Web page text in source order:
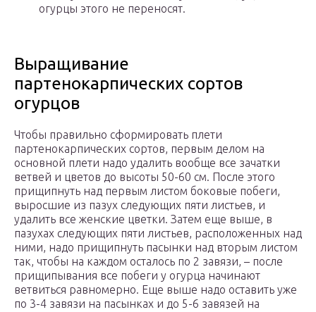
огурцы этого не переносят.
Выращивание
партенокарпических сортов
огурцов
Чтобы правильно сформировать плети
партенокарпических сортов, первым делом на
основной плети надо удалить вообще все зачатки
ветвей и цветов до высоты 50-60 см. После этого
прищипнуть над первым листом боковые побеги,
выросшие из пазух следующих пяти листьев, и
удалить все женские цветки. Затем еще выше, в
пазухах следующих пяти листьев, расположенных над
ними, надо прищипнуть пасынки над вторым листом
так, чтобы на каждом осталось по 2 завязи, – после
прищипывания все побеги у огурца начинают
ветвиться равномерно. Еще выше надо оставить уже
по 3-4 завязи на пасынках и до 5-6 завязей на